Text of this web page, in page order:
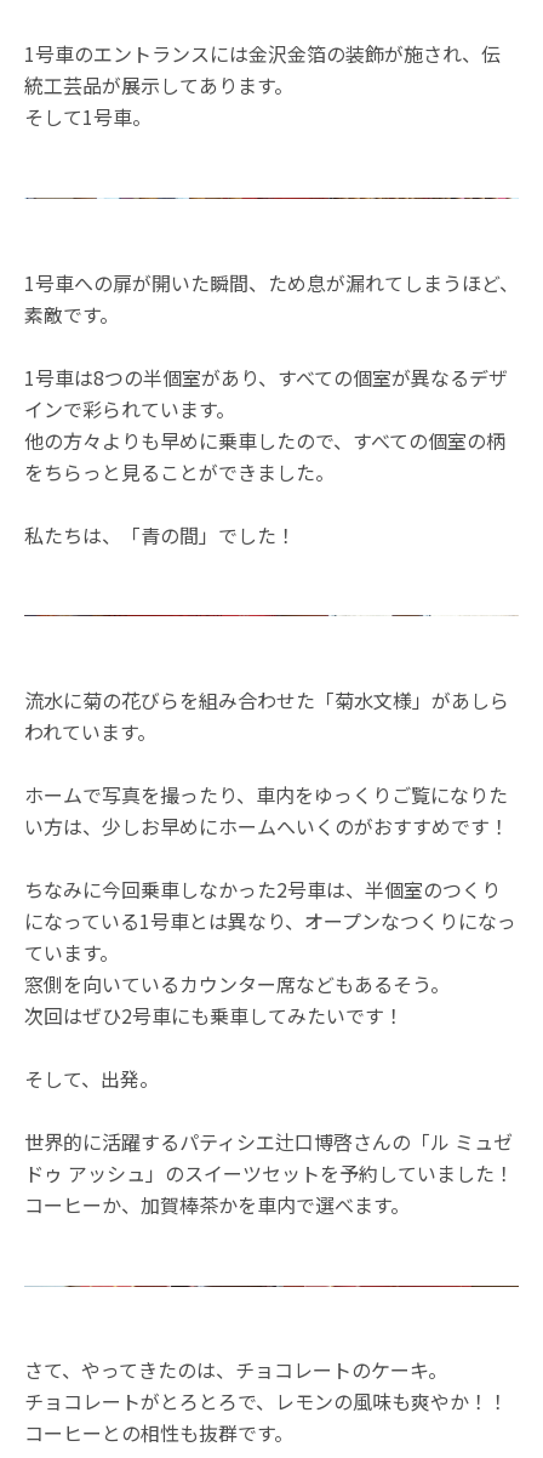
1号車のエントランスには金沢金箔の装飾が施され、伝
統工芸品が展示してあります。
そして1号車。
1号車への扉が開いた瞬間、ため息が漏れてしまうほど、
素敵です。
1号車は8つの半個室があり、すべての個室が異なるデザ
インで彩られています。
他の方々よりも早めに乗車したので、すべての個室の柄
をちらっと見ることができました。
私たちは、「青の間」でした！
流水に菊の花びらを組み合わせた「菊水文様」があしら
われています。
ホームで写真を撮ったり、車内をゆっくりご覧になりた
い方は、少しお早めにホームへいくのがおすすめです！
ちなみに今回乗車しなかった2号車は、半個室のつくり
になっている1号車とは異なり、オープンなつくりになっ
ています。
窓側を向いているカウンター席などもあるそう。
次回はぜひ2号車にも乗車してみたいです！
そして、出発。
世界的に活躍するパティシエ辻口博啓さんの「ル ミュゼ
ドゥ アッシュ」のスイーツセットを予約していました！
コーヒーか、加賀棒茶かを車内で選べます。
さて、やってきたのは、チョコレートのケーキ。
チョコレートがとろとろで、レモンの風味も爽やか！！
コーヒーとの相性も抜群です。